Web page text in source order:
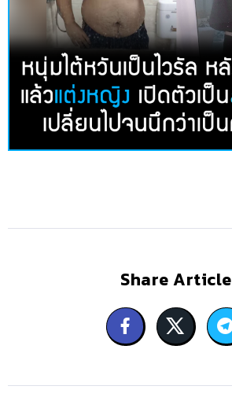
Share Article